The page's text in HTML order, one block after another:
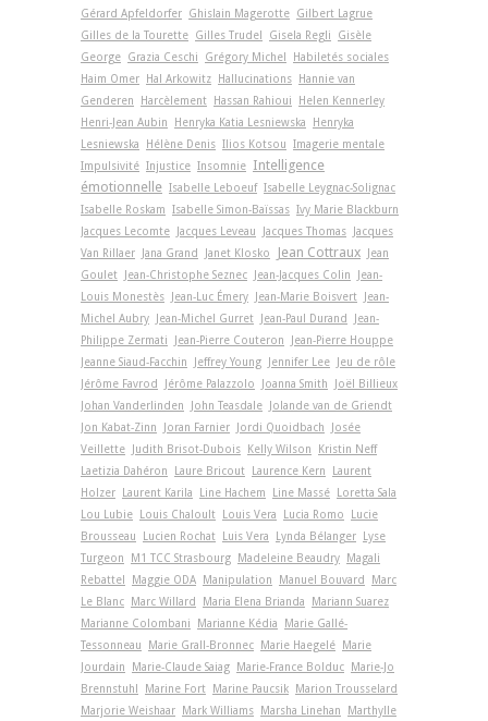
Gérard Apfeldorfer Ghislain Magerotte Gilbert Lagrue
Gilles de la Tourette Gilles Trudel Gisela Regli
Gisèle
George Grazia Ceschi Grégory Michel
Habiletés sociales
Haim Omer Hal Arkowitz Hallucinations Hannie van
Genderen
Harcèlement Hassan Rahioui
Helen Kennerley
Henri-Jean Aubin
Henryka Katia Lesniewska
Henryka
Lesniewska
Hélène Denis Ilios Kotsou Imagerie mentale
Impulsivité Injustice Insomnie Intelligence
émotionnelle Isabelle Leboeuf Isabelle Leygnac-Solignac
Isabelle Roskam Isabelle Simon-Baïssas Ivy Marie Blackburn
Jacques Lecomte Jacques Leveau Jacques Thomas Jacques
Van Rillaer Jana Grand Janet Klosko Jean Cottraux Jean
Goulet Jean-Christophe Seznec Jean-Jacques Colin
Jean-
Louis Monestès Jean-Luc Émery Jean-Marie Boisvert Jean-
Michel Aubry Jean-Michel Gurret Jean-Paul Durand
Jean-
Philippe Zermati
Jean-Pierre Couteron
Jean-Pierre Houppe
Jeanne Siaud-Facchin
Jeffrey Young Jennifer Lee Jeu de rôle
Jérôme Favrod
Jérôme Palazzolo Joanna Smith
Joël Billieux
Johan Vanderlinden
John Teasdale Jolande van de Griendt
Jon Kabat-Zinn
Joran Farnier Jordi Quoidbach
Josée
Veillette Judith Brisot-Dubois Kelly Wilson
Kristin Neff
Laetizia Dahéron
Laure Bricout Laurence Kern
Laurent
Holzer Laurent Karila Line Hachem Line Massé Loretta Sala
Lou Lubie Louis Chaloult Louis Vera Lucia Romo
Lucie
Brousseau
Lucien Rochat Luis Vera Lynda Bélanger Lyse
Turgeon
M1 TCC Strasbourg Madeleine Beaudry Magali
Rebattel
Maggie ODA Manipulation Manuel Bouvard
Marc
Le Blanc Marc Willard Maria Elena Brianda
Mariann Suarez
Marianne Colombani
Marianne Kédia
Marie Gallé-
Tessonneau
Marie Grall-Bronnec Marie Haegelé Marie
Jourdain
Marie-Claude Saiag Marie-France Bolduc Marie-Jo
Brennstuhl
Marine Fort Marine Paucsik Marion Trousselard
Marjorie Weishaar Mark Williams Marsha Linehan
Marthylle